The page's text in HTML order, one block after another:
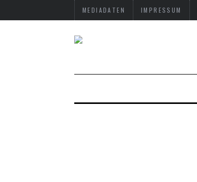
MEDIADATEN IMPRESSUM